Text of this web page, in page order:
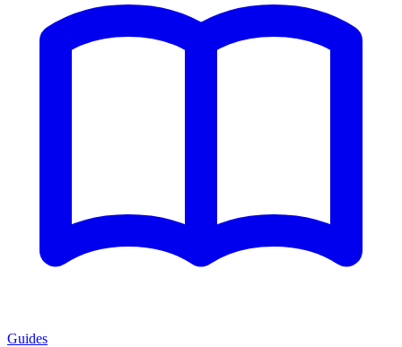
Guides